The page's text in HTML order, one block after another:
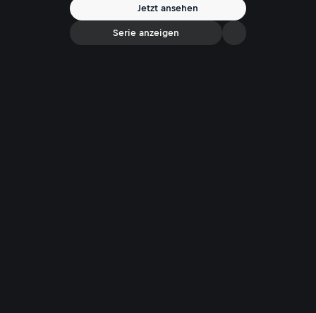
Jetzt ansehen
Serie anzeigen